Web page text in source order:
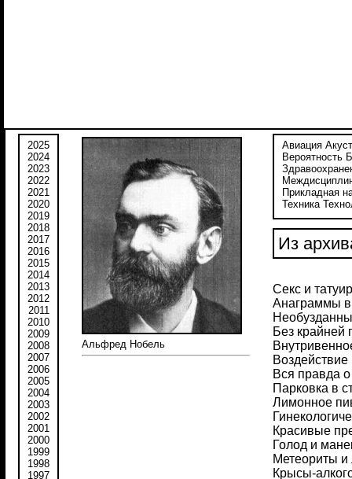
2025
2024
2023
2022
2021
2020
2019
2018
2017
2016
2015
2014
2013
2012
2011
2010
2009
2008
2007
2006
2005
2004
2003
2002
2001
2000
1999
1998
1997
Альфред Нобель
Авиация
Вероятность
Прикладная
Техника
Из
Секс и
Анаграммы
Без крайней
Вся правда
Парковка в
Лимонное
Красивые
Голод и
Метеориты и
Крысы-